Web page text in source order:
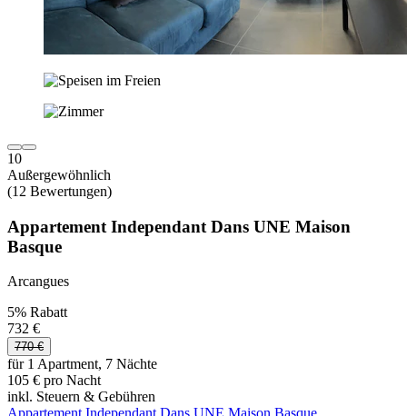
10
Außergewöhnlich
(12 Bewertungen)
Appartement Independant Dans UNE Maison
Basque
Arcangues
5% Rabatt
732 €
770 €
für 1 Apartment, 7 Nächte
105 € pro Nacht
inkl. Steuern & Gebühren